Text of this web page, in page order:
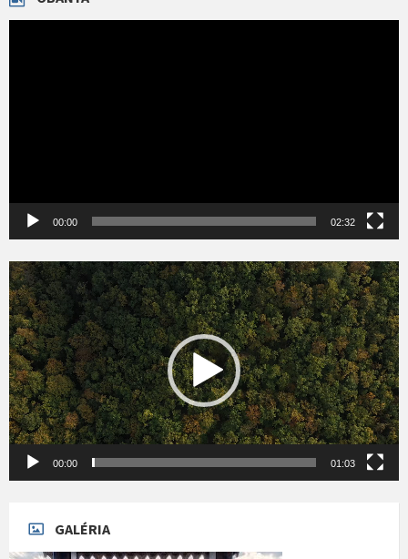
00:00 02:32
Videólejátszó
00:00 01:03
GALÉRIA